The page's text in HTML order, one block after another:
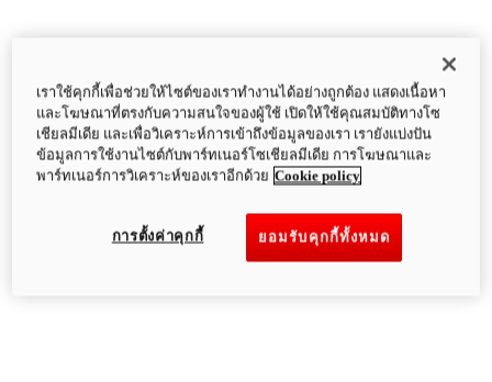
เราใช้คุกกี้เพื่อช่วยให้ไซต์ของเราทำงานได้อย่างถูกต้อง แสดงเนื้อหา
และโฆษณาที่ตรงกับความสนใจของผู้ใช้ เปิดให้ใช้คุณสมบัติทางโซ
เชียลมีเดีย และเพื่อวิเคราะห์การเข้าถึงข้อมูลของเรา เรายังแบ่งปัน
ข้อมูลการใช้งานไซต์กับพาร์ทเนอร์โซเชียลมีเดีย การโฆษณาและ
พาร์ทเนอร์การวิเคราะห์ของเราอีกด้วย Cookie policy
ยอมรับคุกกี้ทั้งหมด
การตั้งค่าคุกกี้